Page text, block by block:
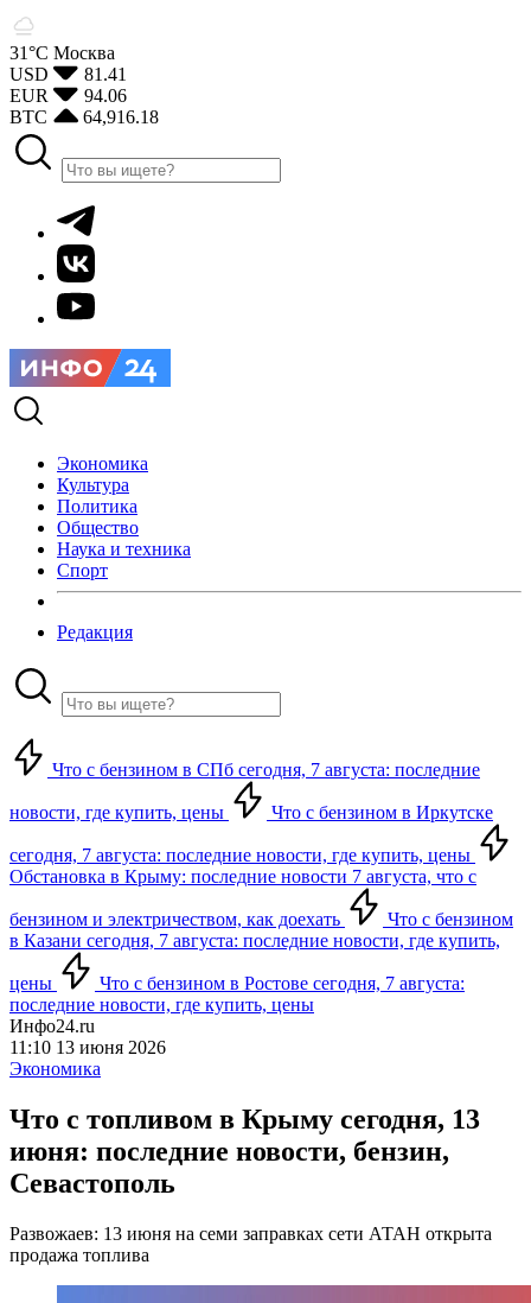
31°С Москва
USD
81.41
EUR
94.06
BTC
64,916.18
Экономика
Культура
Политика
Общество
Наука и техника
Спорт
Редакция
Что с бензином в СПб сегодня, 7 августа: последние
новости, где купить, цены Что с бензином в Иркутске
сегодня, 7 августа: последние новости, где купить, цены
Обстановка в Крыму: последние новости 7 августа, что с
бензином и электричеством, как доехать
Что с бензином
в Казани сегодня, 7 августа: последние новости, где купить,
цены
Что с бензином в Ростове сегодня, 7 августа:
последние новости, где купить, цены
Инфо24.ru
11:10 13 июня 2026
Экономика
Что с топливом в Крыму сегодня, 13
июня: последние новости, бензин,
Севастополь
Развожаев: 13 июня на семи заправках сети АТАН открыта
продажа топлива